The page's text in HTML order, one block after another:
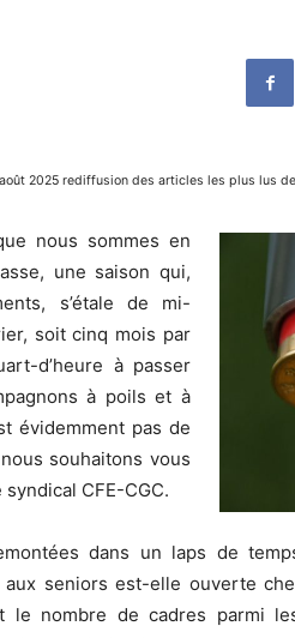
2025 rediffusion des articles les plus lus
nous sommes en
une saison qui,
s’étale de mi-
soit cinq mois par
d’heure à passer
à poils et à
évidemment pas de
souhaitons vous
CFE-CGC.
dans un laps de
seniors est-elle ouverte
le nombre de cadres parmi